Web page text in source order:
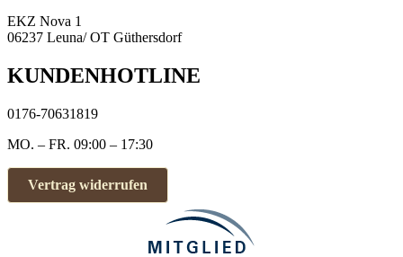
EKZ Nova 1
06237 Leuna/ OT Güthersdorf
KUNDENHOTLINE
0176-70631819
MO. – FR. 09:00 – 17:30
Vertrag widerrufen